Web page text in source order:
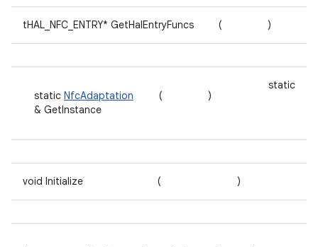
tHAL_NFC_ENTRY* GetHalEntryFuncs ( )
static NfcAdaptation
& GetInstance
( )
static
void Initialize ( )